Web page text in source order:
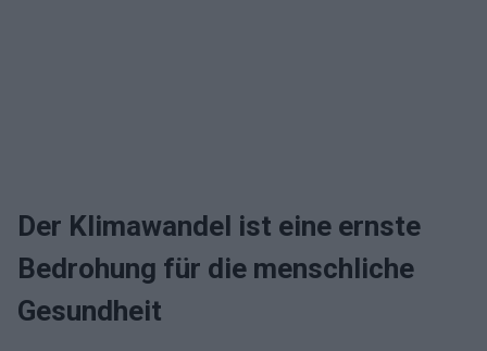
Der Klimawandel ist eine ernste
Bedrohung für die menschliche
Gesundheit